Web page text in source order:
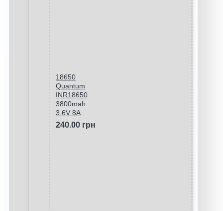
18650
Quantum
INR18650
3800mah
3.6V 8A
240.00 грн